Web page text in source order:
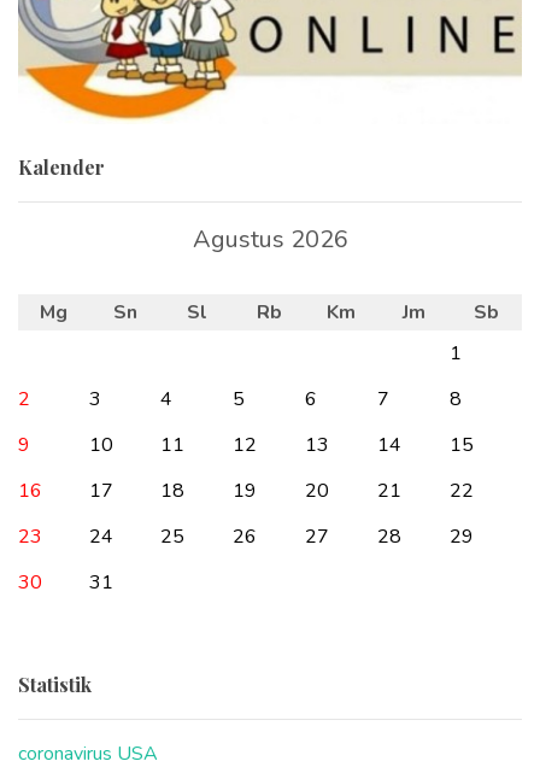
Kalender
Agustus 2026
Mg Sn Sl Rb Km Jm
Sb
1
2
3 4 5 6 7
8
9
10 11 12 13 14
15
16
17 18 19 20 21
22
23
24 25 26 27 28
29
30
31
Statistik
coronavirus USA